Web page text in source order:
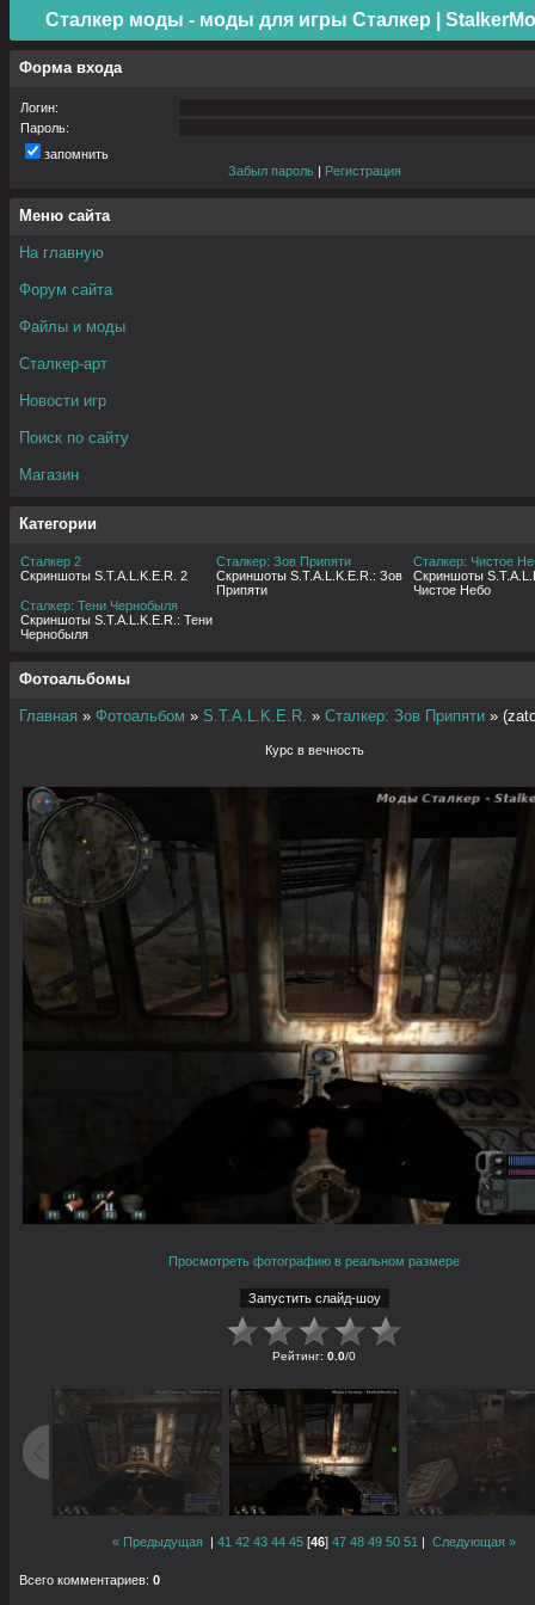
Сталкер моды - моды для игры Сталкер |
Форма входа
Логин:
Пароль:
запомнить
Забыл пароль | Регистрация
Меню сайта
На главную
Форум сайта
Файлы и моды
Сталкер-арт
Новости игр
Поиск по сайту
Магазин
Категории
Сталкер 2
Скриншоты S.T.A.L.K.E.R. 2
Сталкер: Зов Припяти
Скриншоты S.T.A.L.K.E.R.: Зов
Припяти
Сталкер: Чистое
Скриншоты
Чистое Небо
Сталкер: Тени Чернобыля
Скриншоты S.T.A.L.K.E.R.: Тени
Чернобыля
Фотоальбомы
Главная » Фотоальбом » S.T.A.L.K.E.R. » Сталкер: Зов Припяти »
Курс в вечность
Просмотреть фотографию в реальном размере
Рейтинг: 0.0/0
« Предыдущая |41 42 43 44 45 [46]47 48 49 50 51 |Следующая »
Всего комментариев: 0